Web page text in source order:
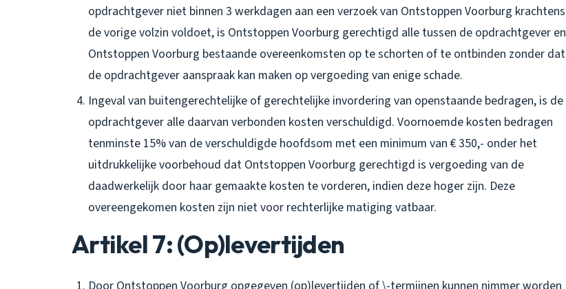
opdrachtgever niet binnen 3 werkdagen aan een verzoek van Ontstoppen Voorburg krachtens
de vorige volzin voldoet, is Ontstoppen Voorburg gerechtigd alle tussen de opdrachtgever en
Ontstoppen Voorburg bestaande overeenkomsten op te schorten of te ontbinden zonder dat
de opdrachtgever aanspraak kan maken op vergoeding van enige schade.
Ingeval van buitengerechtelijke of gerechtelijke invordering van openstaande bedragen, is de
opdrachtgever alle daarvan verbonden kosten verschuldigd. Voornoemde kosten bedragen
tenminste 15% van de verschuldigde hoofdsom met een minimum van € 350,- onder het
uitdrukkelijke voorbehoud dat Ontstoppen Voorburg gerechtigd is vergoeding van de
daadwerkelijk door haar gemaakte kosten te vorderen, indien deze hoger zijn. Deze
overeengekomen kosten zijn niet voor rechterlijke matiging vatbaar.
Artikel 7: (Op)levertijden